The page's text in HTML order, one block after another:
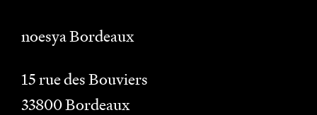
noesya Bordeaux
15 rue des Bouviers
33800Bordeaux